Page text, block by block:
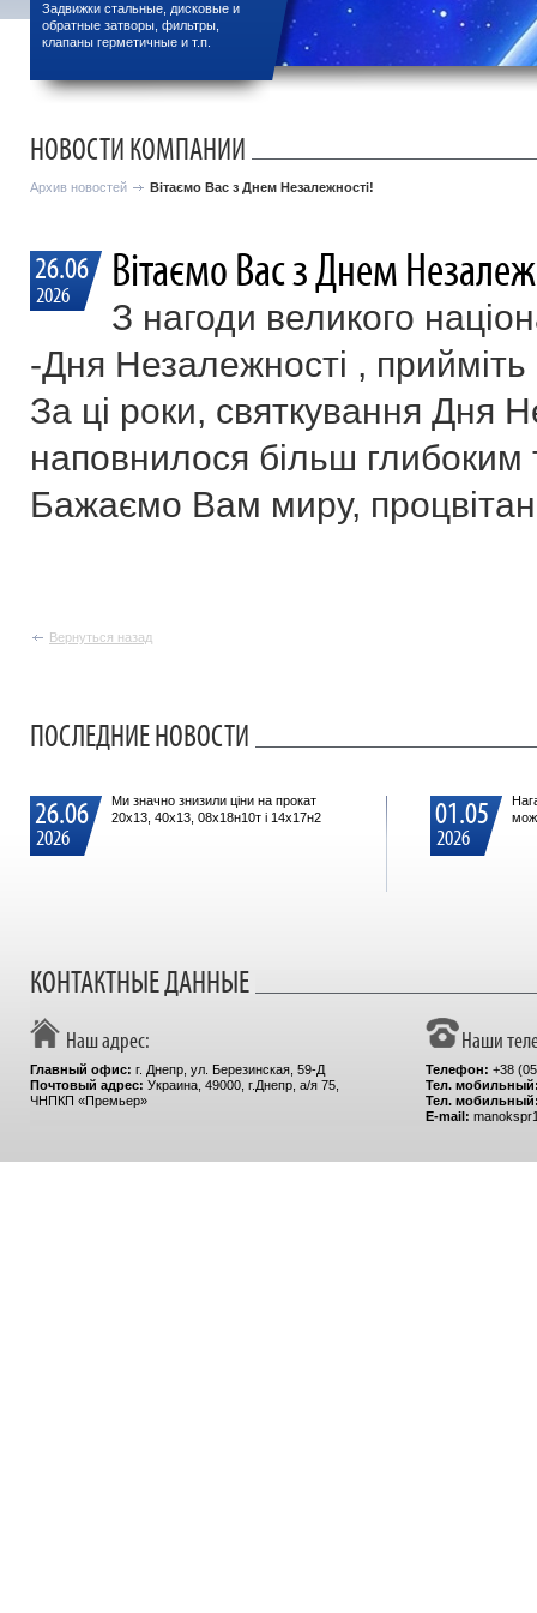
Задвижки стальные, дисковые и
обратные затворы, фильтры,
клапаны герметичные и т.п.
НОВОСТИ КОМПАНИИ
Архив новостей Вітаємо Вас з Днем Незалежності!
26.06
2026 Вітаємо Вас з Днем
З нагоди великого
-Дня Незалежності ,
За ці роки, святкування Дня
наповнилося більш
Бажаємо Вам миру,
Вернуться назад
ПОСЛЕДНИЕ НОВОСТИ
26.06
2026
Ми значно знизили ціни на прокат
20х13, 40х13, 08х18н10т і 14х17н2
01.05
2026
КОНТАКТНЫЕ ДАННЫЕ
Наш адрес:
Главный офиc: г. Днепр, ул. Березинская, 59-Д
Почтовый адрес: Украина, 49000, г.Днепр, а/я 75,
ЧНПКП «Премьер»
Наши
Телефон: +38
Тел.
Тел.
E-mail: